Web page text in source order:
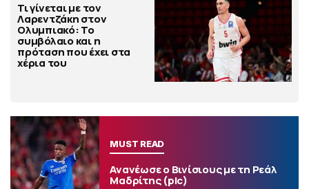
Τι γίνεται με τον
Λαρεντζάκη στον
Ολυμπιακό: Το
συμβόλαιο και η
πρόταση που έχει στα
χέρια του
MUST READ
Ανανέωσε ο Βινίσιους με τη Ρεάλ
Μαδρίτης (pic)